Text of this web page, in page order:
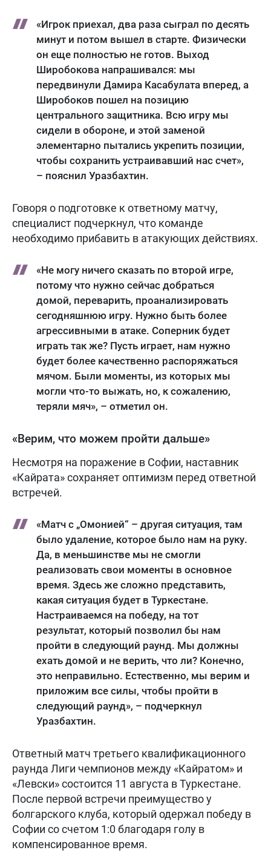
«Игрок приехал, два раза сыграл по десять
минут и потом вышел в старте. Физически
он еще полностью не готов. Выход
Широбокова напрашивался: мы
передвинули Дамира Касабулата вперед, а
Широбоков пошел на позицию
центрального защитника. Всю игру мы
сидели в обороне, и этой заменой
элементарно пытались укрепить позиции,
чтобы сохранить устраивавший нас счет»,
– пояснил Уразбахтин.
Говоря о подготовке к ответному матчу,
специалист подчеркнул, что команде
необходимо прибавить в атакующих действиях.
«Не могу ничего сказать по второй игре,
потому что нужно сейчас добраться
домой, переварить, проанализировать
сегодняшнюю игру. Нужно быть более
агрессивными в атаке. Соперник будет
играть так же? Пусть играет, нам нужно
будет более качественно распоряжаться
мячом. Были моменты, из которых мы
могли что-то выжать, но, к сожалению,
теряли мяч», – отметил он.
«Верим, что можем пройти дальше»
Несмотря на поражение в Софии, наставник
«Кайрата» сохраняет оптимизм перед ответной
встречей.
«Матч с „Омонией“ – другая ситуация, там
было удаление, которое было нам на руку.
Да, в меньшинстве мы не смогли
реализовать свои моменты в основное
время. Здесь же сложно представить,
какая ситуация будет в Туркестане.
Настраиваемся на победу, на тот
результат, который позволил бы нам
пройти в следующий раунд. Мы должны
ехать домой и не верить, что ли? Конечно,
это неправильно. Естественно, мы верим и
приложим все силы, чтобы пройти в
следующий раунд», – подчеркнул
Уразбахтин.
Ответный матч третьего квалификационного
раунда Лиги чемпионов между «Кайратом» и
«Левски» состоится 11 августа в Туркестане.
После первой встречи преимущество у
болгарского клуба, который одержал победу в
Софии со счетом 1:0 благодаря голу в
компенсированное время.